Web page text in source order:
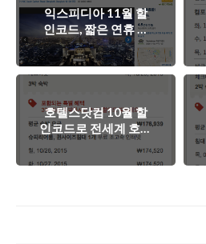
익스피디아 11월 할
인코드, 짧은 연휴 호
텔 숙박도 할인받아
예약해보자!
호텔스닷컴 10월 할
인코드로 전세계 호텔
을 10% 더 저렴하게
예약하세요!